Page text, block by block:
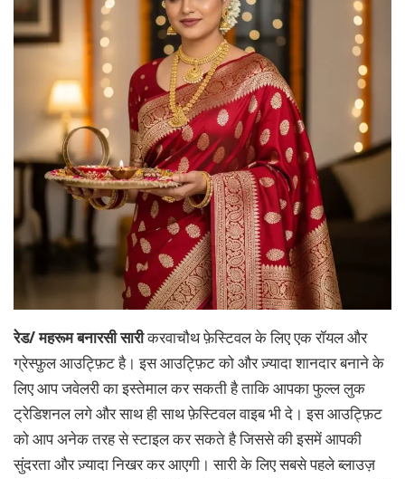
रेड/ महरूम बनारसी सारीकरवाचौथ फ़ेस्टिवल के लिए एक रॉयल और
ग्रेस्फ़ुल आउट्फ़िट है। इस आउट्फ़िट को और ज़्यादा शानदार बनाने के
लिए आप जवेलरी का इस्तेमाल कर सकती है ताकि आपका फुल्ल लुक
ट्रेडिशनल लगे और साथ ही साथ फ़ेस्टिवल वाइब भी दे। इस आउट्फ़िट
को आप अनेक तरह से स्टाइल कर सकते है जिससे की इसमें आपकी
सुंदरता और ज़्यादा निखर कर आएगी। सारी के लिए सबसे पहले ब्लाउज़